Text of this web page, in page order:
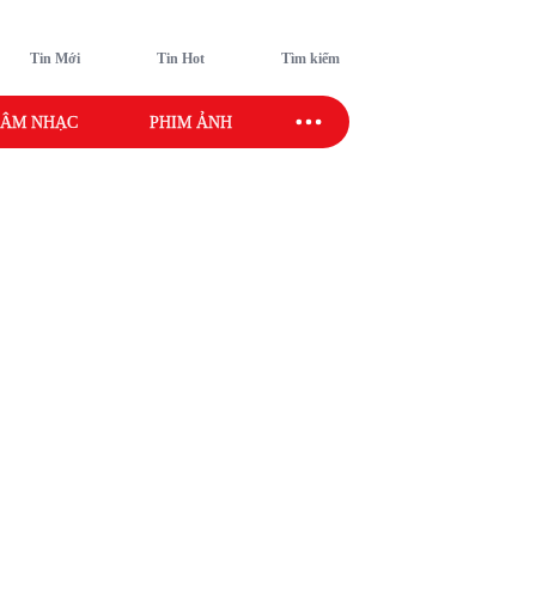
Tin Mới Tin Hot Tìm kiếm
ÂM NHẠC PHIM ẢNH SAO SPORT